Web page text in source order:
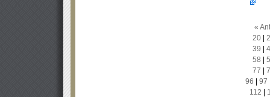
«
20|
39
58
77
96
97
112